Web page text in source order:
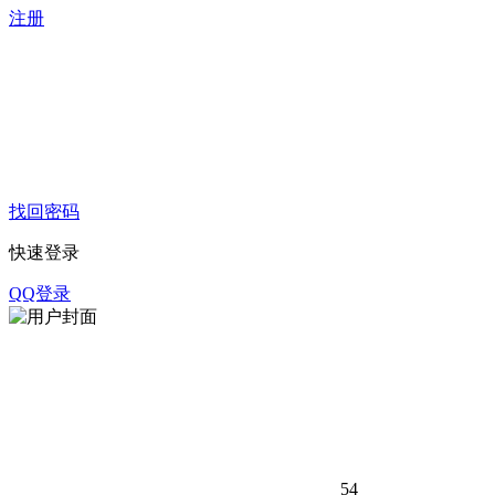
注册
找回密码
快速登录
QQ登录
54